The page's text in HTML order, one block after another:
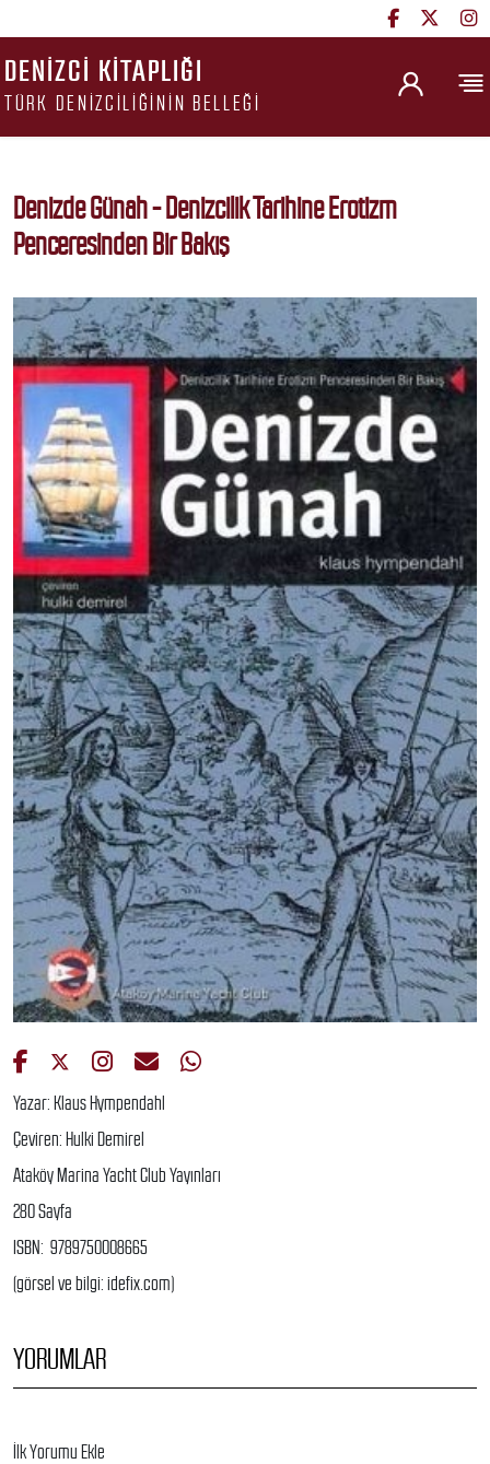
DENIZCI KITAPLIĞI
TÜRK DENIZCILIĞININ BELLEĞI
Denizde Günah - Denizcilik Tarihine Erotizm
Penceresinden Bir Bakış
Yazar: Klaus Hympendahl
Çeviren: Hulki Demirel
Ataköy Marina Yacht Club Yayınları
280 Sayfa
ISBN: 9789750008665
(görsel ve bilgi: idefix.com)
YORUMLAR
İlk Yorumu Ekle